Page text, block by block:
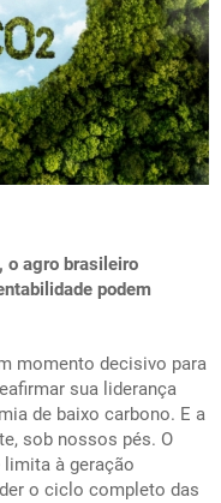
o agro brasileiro
podem
momento decisivo para
sua liderança
de baixo carbono. E a
sob nossos pés. O
à geração
o ciclo completo das